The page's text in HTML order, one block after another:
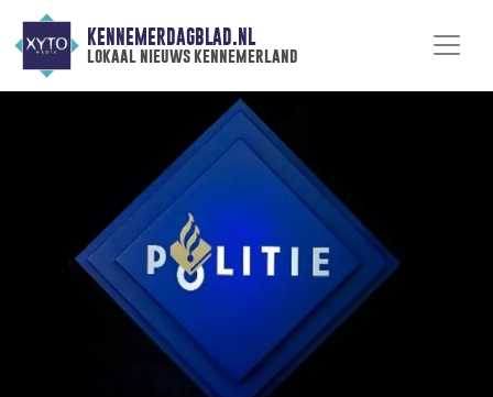
KENNEMERDAGBLAD.NL
lokaal nieuws kennemerland